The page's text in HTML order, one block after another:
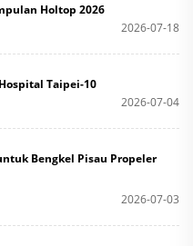
Holtop 2026
2026-07-18
Taipei-10
2026-07-04
Bengkel Pisau Propeler
2026-07-03